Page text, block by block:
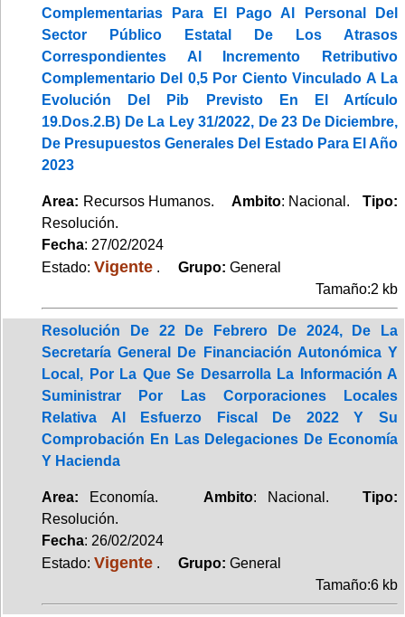
Complementarias Para El Pago Al Personal Del
Sector Público Estatal De Los Atrasos
Correspondientes Al Incremento Retributivo
Complementario Del 0,5 Por Ciento Vinculado A La
Evolución Del Pib Previsto En El Artículo
19.Dos.2.B) De La Ley 31/2022, De 23 De Diciembre,
De Presupuestos Generales Del Estado Para El Año
2023
Area: Recursos Humanos. Ambito: Nacional.Tipo:
Resolución.
Fecha: 27/02/2024
Estado: Vigente . Grupo: General
Tamaño:2 kb
Resolución De 22 De Febrero De 2024, De La
Secretaría General De Financiación Autonómica Y
Local, Por La Que Se Desarrolla La Información A
Suministrar Por Las Corporaciones Locales
Relativa Al Esfuerzo Fiscal De 2022 Y Su
Comprobación En Las Delegaciones De Economía
Y Hacienda
Area: Economía. Ambito: Nacional.Tipo:
Resolución.
Fecha: 26/02/2024
Estado: Vigente . Grupo: General
Tamaño:6 kb